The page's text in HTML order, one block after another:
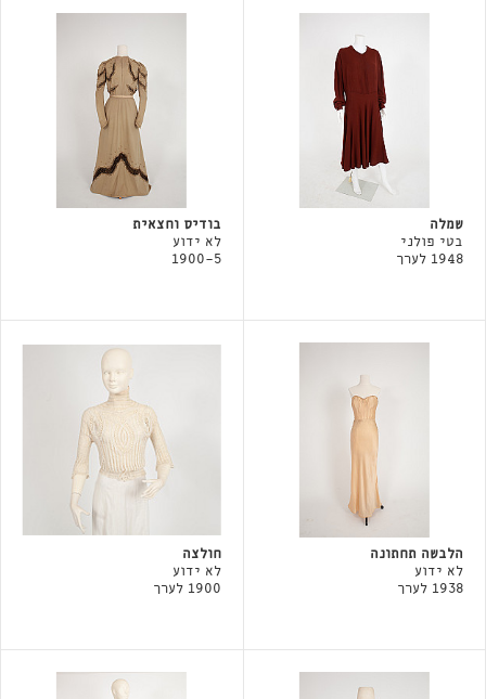
שמלה
בטי פולני
1948 לערך
בודיס וחצאית
לא ידוע
1900-5
הלבשה תחתונה
לא ידוע
1938 לערך
חולצה
לא ידוע
1900 לערך